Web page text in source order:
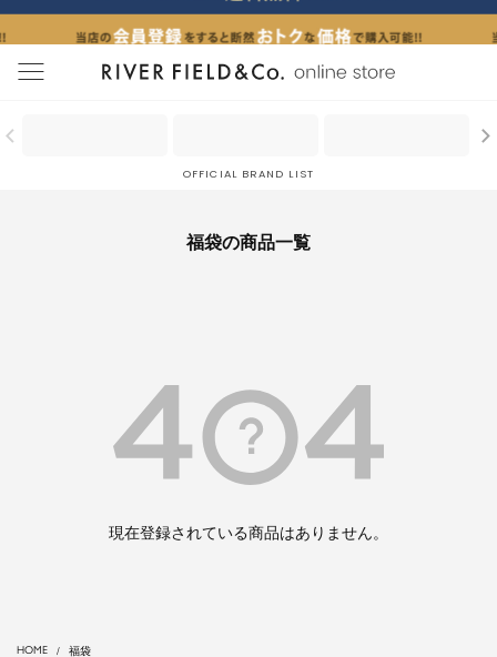
menu
OFFICIAL BRAND LIST
福袋の商品一覧
現在登録されている商品はありません。
HOME 福袋